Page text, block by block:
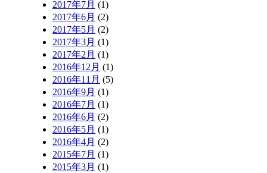
2017年7月 (1)
2017年6月 (2)
2017年5月 (2)
2017年3月 (1)
2017年2月 (1)
2016年12月 (1)
2016年11月 (5)
2016年9月 (1)
2016年7月 (1)
2016年6月 (2)
2016年5月 (1)
2016年4月 (2)
2015年7月 (1)
2015年3月 (1)